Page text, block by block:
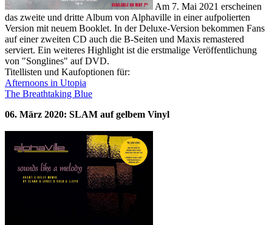
Am 7. Mai 2021 erscheinen
das zweite und dritte Album von Alphaville in einer aufpolierten
Version mit neuem Booklet. In der Deluxe-Version bekommen Fans
auf einer zweiten CD auch die B-Seiten und Maxis remastered
serviert. Ein weiteres Highlight ist die erstmalige Veröffentlichung
von "Songlines" auf DVD.
Titellisten und Kaufoptionen für:
Afternoons in Utopia
The Breathtaking Blue
06. März 2020: SLAM auf gelbem Vinyl